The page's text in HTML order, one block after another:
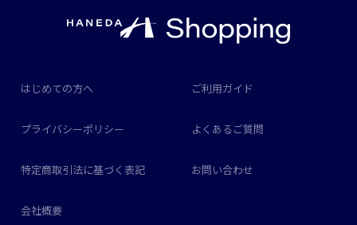
はじめての方へ ご利用ガイド
プライバシーポリシー よくあるご質問
特定商取引法に基づく表記 お問い合わせ
会社概要